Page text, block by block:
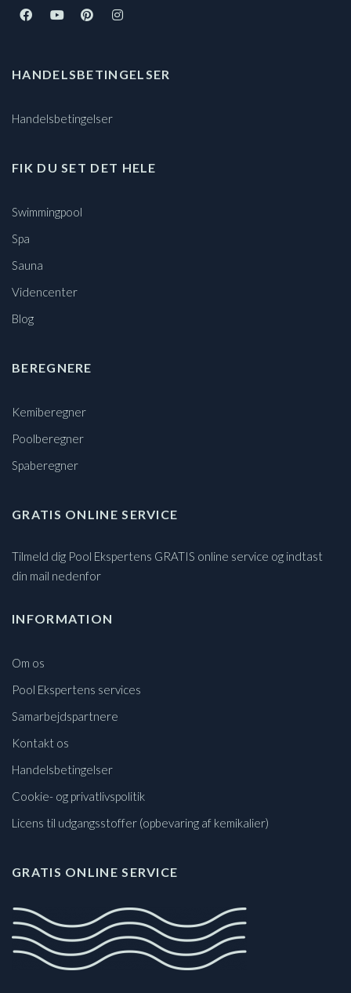
HANDELSBETINGELSER
Handelsbetingelser
FIK DU SET DET HELE
Swimmingpool
Spa
Sauna
Videncenter
Blog
BEREGNERE
Kemiberegner
Poolberegner
Spaberegner
GRATIS ONLINE SERVICE
Tilmeld dig Pool Ekspertens GRATIS online service og indtast
din mail nedenfor
INFORMATION
Om os
Pool Ekspertens services
Samarbejdspartnere
Kontakt os
Handelsbetingelser
Cookie- og privatlivspolitik
Licens til udgangsstoffer (opbevaring af kemikalier)
GRATIS ONLINE SERVICE